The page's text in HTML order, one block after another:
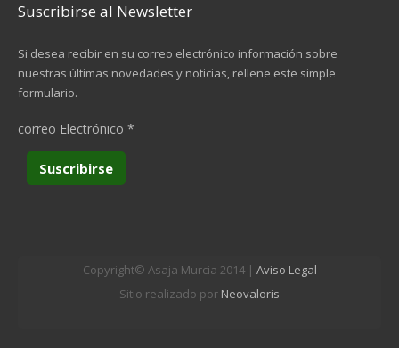
Suscribirse al Newsletter
Si desea recibir en su correo electrónico información sobre
nuestras últimas novedades y noticias, rellene este simple
formulario.
correo Electrónico *
Copyright© Asaja Murcia 2014 | Aviso Legal
Sitio realizado por Neovaloris